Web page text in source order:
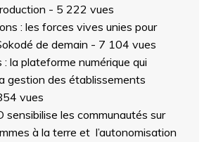
- 5 222 vues
: les forces vives unies pour
de demain - 7 104 vues
: la plateforme numérique qui
gestion des établissements
vues
sensibilise les communautés sur
à la terre et l’autonomisation